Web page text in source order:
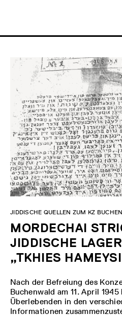
MORDECHAI
JIDDISCHE
„TKHIES
JIDDISCHE QUELLEN ZUM KZ
Nach der Befreiung des
Buchenwald am 11. April
Überlebenden in den
Informationen